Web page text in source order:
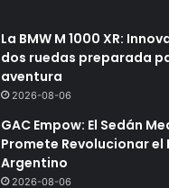
La BMW M 1000 XR:
dos ruedas preparada
aventura
2026-08-06
GAC Empow: El Sedán
Promete Revolucionar el
Argentino
2026-08-06